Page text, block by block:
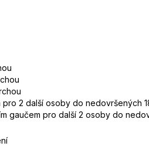
2 další osoby do nedovršených
gaučem pro další 2 osoby do